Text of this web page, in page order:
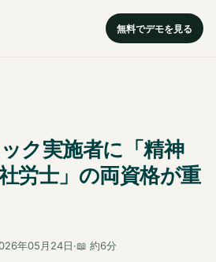
無料でデモを見る
ク実施者に「精神
労士」の両資格が重
年05月24日·📖 約6分